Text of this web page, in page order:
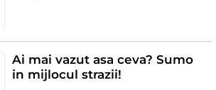
Ai mai vazut asa ceva? Sumo
in mijlocul strazii!